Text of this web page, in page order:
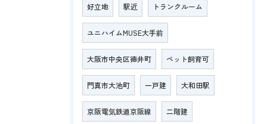
好立地 駅近 トランクルーム
ユニハイムMUSE大手前
大阪市中央区徳井町 ペット飼育可
門真市大池町 一戸建 大和田駅
京阪電気鉄道京阪線 二階建